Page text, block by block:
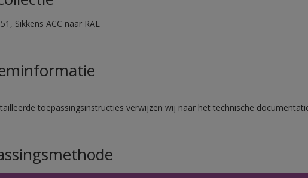
Sikkens ACC naar RAL
toepassingsinstructies verwijzen wij naar het technische